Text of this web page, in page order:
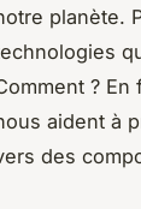
planète.
?
aident à
des